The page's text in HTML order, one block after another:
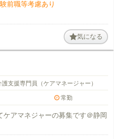
前職等考慮あり
気になる
護支援専門員（ケアマネージャー）
常勤
ケアマネジャーの募集です＠静岡